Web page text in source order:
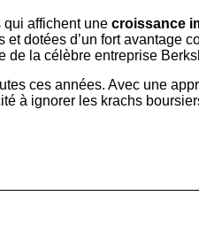
qui affichent une croissance
dotées d’un fort avantage
de la célèbre entreprise
ces années. Avec une
à ignorer les krachs